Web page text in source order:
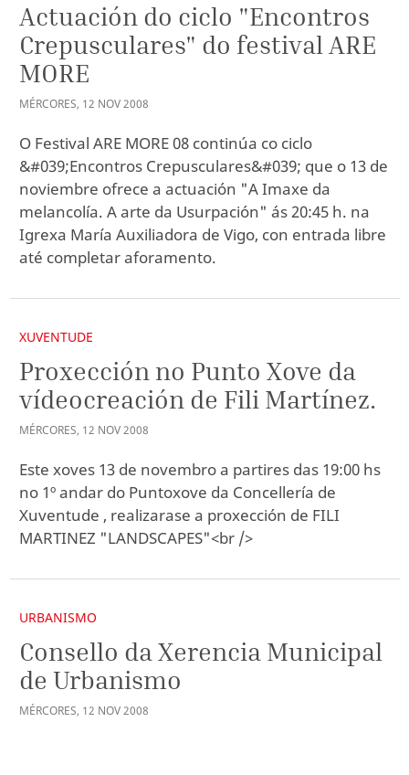
Actuación do ciclo "Encontros
Crepusculares" do festival ARE
MORE
MÉRCORES, 12 NOV2008
O Festival ARE MORE 08 continúa co ciclo
&#039;Encontros Crepusculares&#039; que o 13 de
noviembre ofrece a actuación "A Imaxe da
melancolía. A arte da Usurpación" ás 20:45 h. na
Igrexa María Auxiliadora de Vigo, con entrada libre
até completar aforamento.
XUVENTUDE
Proxección no Punto Xove da
vídeocreación de Fili Martínez.
MÉRCORES, 12 NOV2008
Este xoves 13 de novembro a partires das 19:00 hs
no 1º andar do Puntoxove da Concellería de
Xuventude , realizarase a proxección de FILI
MARTINEZ "LANDSCAPES"<br />
URBANISMO
Consello da Xerencia Municipal
de Urbanismo
MÉRCORES, 12 NOV2008